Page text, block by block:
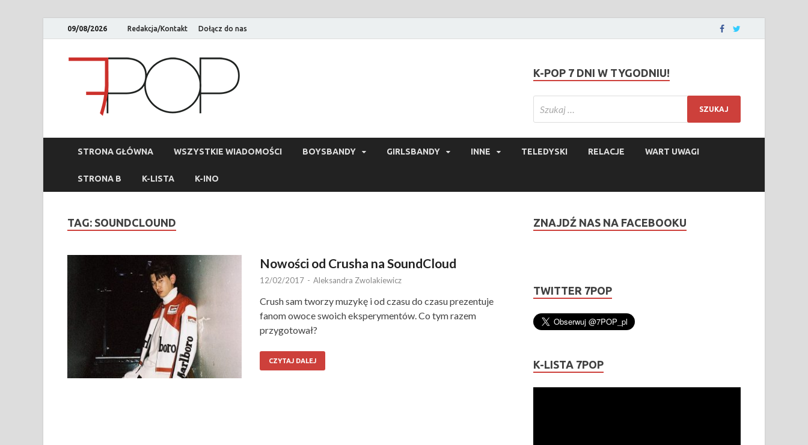
09/08/2026 Redakcja/Kontakt Dołącz do nas
K-POP 7 DNI W TYGODNIU!
STRONA GŁÓWNA WSZYSTKIE WIADOMOŚCI BOYSBANDY GIRLSBANDY INNE TELEDYSKI RELACJE WART UWAGI
STRONA B K-LISTA K-INO
TAG: SOUNDCLOUND
Nowości od Crusha na SoundCloud
12/02/2017 - Aleksandra Zwolakiewicz
Crush sam tworzy muzykę i od czasu do czasu prezentuje
fanom owoce swoich eksperymentów. Co tym razem
przygotował?
CZYTAJ DALEJ
ZNAJDŹ NAS NA FACEBOOKU
TWITTER 7POP
K-LISTA 7POP